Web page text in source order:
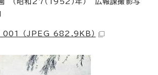
（JPEG 682.9KB）